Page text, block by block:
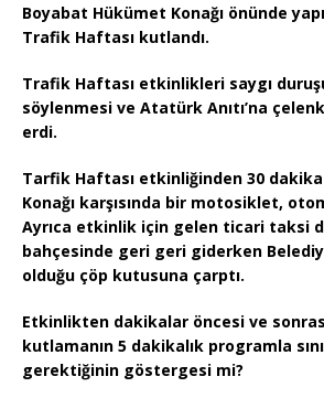
Boyabat Hükümet Konağı önünde
Trafik Haftası kutlandı.
Trafik Haftası etkinlikleri saygı
söylenmesi ve Atatürk Anıtı’na
erdi.
Tarfik Haftası etkinliğinden 30
Konağı karşısında bir motosiklet,
Ayrıca etkinlik için gelen ticari taksi
bahçesinde geri geri giderken
olduğu çöp kutusuna çarptı.
Etkinlikten dakikalar öncesi ve
kutlamanın 5 dakikalık programla
gerektiğinin göstergesi mi?